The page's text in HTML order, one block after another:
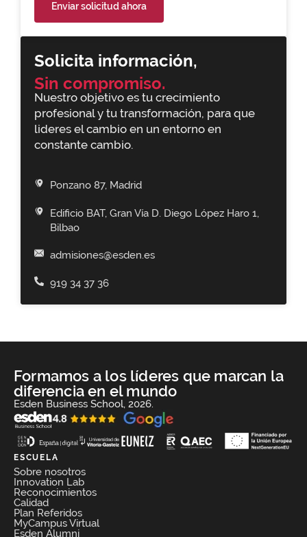
Solicita información,
Sin compromiso.
Nuestro objetivo es tu crecimiento
profesional y tu transformación, para que
lideres el cambio en un entorno en
constante cambio.
Ponzano 87, Madrid
Edificio BAT, Gran Vía D. Diego López Haro 1,
Bilbao
admisiones@esden.es
919 34 37 36
Enviar solicitud ahora
Formamos a los líderes que marcan la
diferencia en el mundo
Esden Business School, 2026.
ESCUELA
Sobre nosotros
Innovation Lab
Reconocimientos
Calidad
Plan Referidos
MyCampus Virtual
Esden Alumni